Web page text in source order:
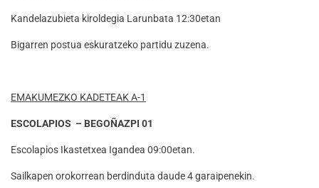
Kandelazubieta kiroldegia Larunbata 12:30etan
Bigarren postua eskuratzeko partidu zuzena.
EMAKUMEZKO KADETEAK A-1
ESCOLAPIOS – BEGOÑAZPI 01
Escolapios Ikastetxea Igandea 09:00etan.
Sailkapen orokorrean berdinduta daude 4 garaipenekin.